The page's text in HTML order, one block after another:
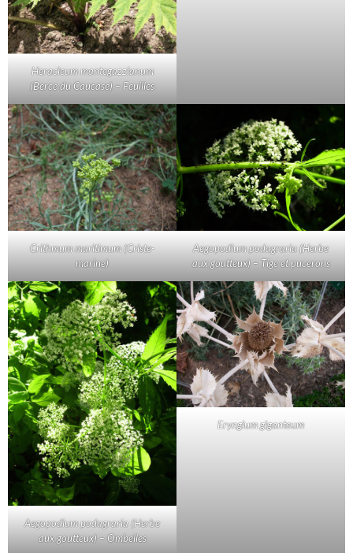
Heracleum mantegazzianum
(Berce du Caucase) – Feuilles
Crithmum maritimum (Criste-
marine)
Aegopodium podagraria (Herbe
aux goutteux) – Tige et pucerons
Aegopodium podagraria (Herbe
aux goutteux) – Ombelles
Eryngium giganteum